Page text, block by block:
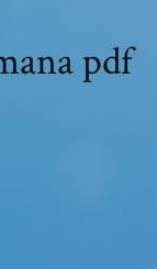
pdf